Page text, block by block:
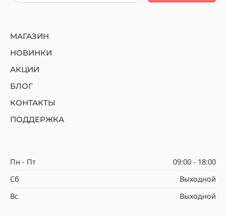
МАГАЗИН
НОВИНКИ
АКЦИИ
БЛОГ
КОНТАКТЫ
ПОДДЕРЖКА
Пн - Пт
09:00 - 18:00
Сб
Выходной
Вс
Выходной